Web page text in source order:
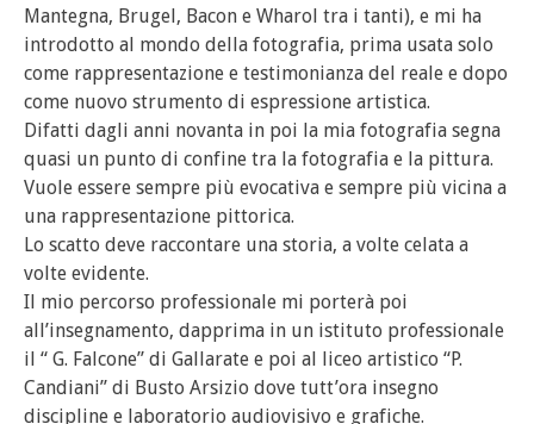
Mantegna, Brugel, Bacon e Wharol tra i tanti), e mi ha
introdotto al mondo della fotografia, prima usata solo
come rappresentazione e testimonianza del reale e dopo
come nuovo strumento di espressione artistica.
Difatti dagli anni novanta in poi la mia fotografia segna
quasi un punto di confine tra la fotografia e la pittura.
Vuole essere sempre più evocativa e sempre più vicina a
una rappresentazione pittorica.
Lo scatto deve raccontare una storia, a volte celata a
volte evidente.
Il mio percorso professionale mi porterà poi
all’insegnamento, dapprima in un istituto professionale
il “ G. Falcone” di Gallarate e poi al liceo artistico “P.
Candiani” di Busto Arsizio dove tutt’ora insegno
discipline e laboratorio audiovisivo e grafiche.